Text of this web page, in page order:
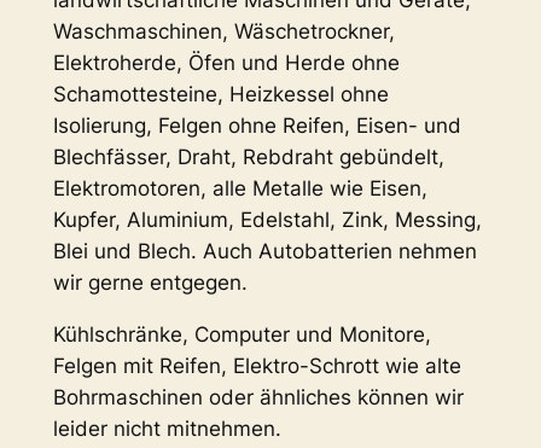
Waschmaschinen, Wäschetrockner,
Elektroherde, Öfen und Herde ohne
Schamottesteine, Heizkessel ohne
Isolierung, Felgen ohne Reifen, Eisen- und
Blechfässer, Draht, Rebdraht gebündelt,
Elektromotoren, alle Metalle wie Eisen,
Kupfer, Aluminium, Edelstahl, Zink, Messing,
Blei und Blech. Auch Autobatterien nehmen
wir gerne entgegen.
Kühlschränke, Computer und Monitore,
Felgen mit Reifen, Elektro-Schrott wie alte
Bohrmaschinen oder ähnliches können wir
leider nicht mitnehmen.